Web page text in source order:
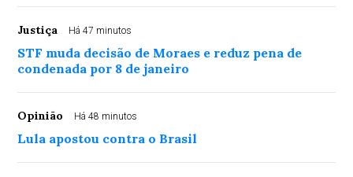
Justiça Há 47 minutos
STF muda decisão de Moraes e reduz pena de
condenada por 8 de janeiro
Opinião Há 48 minutos
Lula apostou contra o Brasil